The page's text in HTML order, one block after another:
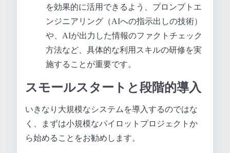
を効果的に活用できるよう、プロンプトエ
ンジニアリング（AIへの指示出しの技術）
や、AIが出力した情報のファクトチェック
方法など、具体的な利用スキルの研修を実
施することが重要です。
スモールスタートと段階的導入
いきなり大規模なシステムを導入するのではな
く、まずは小規模なパイロットプロジェクトか
ら始めることをお勧めします。